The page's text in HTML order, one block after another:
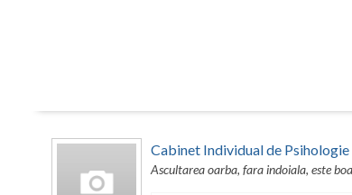
Cabinet Individual de
Ascultarea oarba, fara indoiala, este